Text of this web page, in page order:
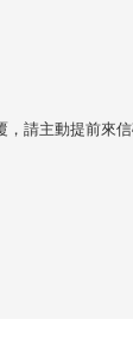
請主動提前來信